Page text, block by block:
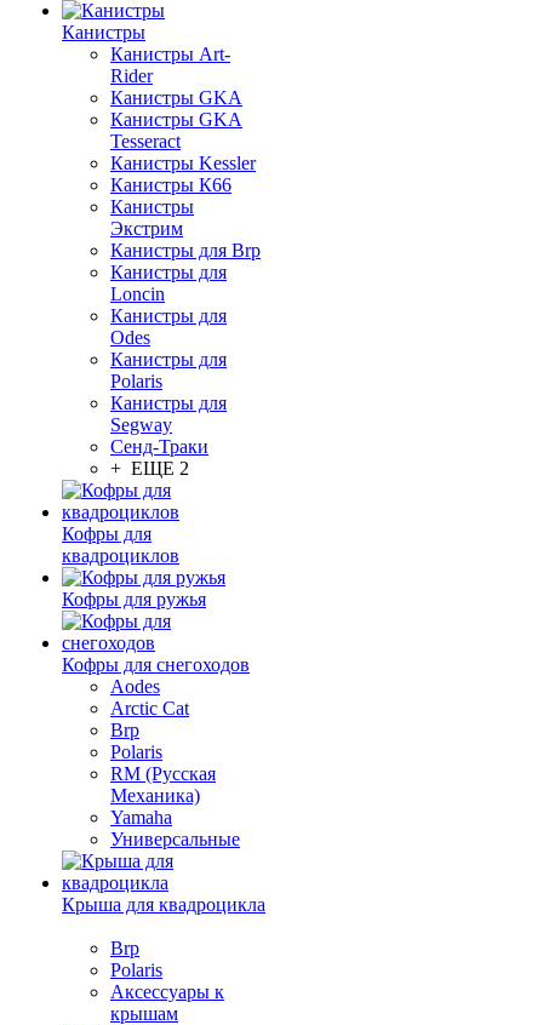
Канистры
Канистры Art-
Rider
Канистры GKA
Канистры GKA
Tesseract
Канистры Kessler
Канистры К66
Канистры
Экстрим
Канистры для Brp
Канистры для
Loncin
Канистры для
Odes
Канистры для
Polaris
Канистры для
Segway
Сенд-Траки
+ ЕЩЕ 2
Кофры для
квадроциклов
Кофры для ружья
Кофры для снегоходов
Aodes
Arctic Cat
Brp
Polaris
RM (Русская
Механика)
Yamaha
Универсальные
Крыша для квадроцикла
Brp
Polaris
Аксессуары к
крышам